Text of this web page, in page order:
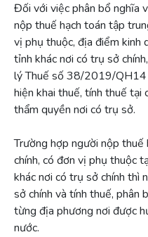
Đối với việc phân bổ nghĩa
nộp thuế hạch toán tập
vị phụ thuộc, địa điểm kinh
tỉnh khác nơi có trụ sở
lý Thuế số 38/2019/QH14
hiện khai thuế, tính thuế tại
thẩm quyền nơi có trụ sở.
Trường hợp người nộp
chính, có đơn vị phụ thuộc
khác nơi có trụ sở chính thì
sở chính và tính thuế, phân
từng địa phương nơi được
nước.